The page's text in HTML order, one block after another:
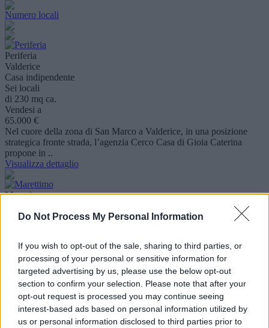
Do Not Process My Personal Information
If you wish to opt-out of the sale, sharing to third parties, or
processing of your personal or sensitive information for
targeted advertising by us, please use the below opt-out
section to confirm your selection. Please note that after your
opt-out request is processed you may continue seeing
interest-based ads based on personal information utilized by
us or personal information disclosed to third parties prior to
Numero locali
Periferia
Valderice
Casa indipendente
Sei locali
di 230 mq ca.
Vendesi a
65.000 €
Nel cuore della zona di San Marco a Valderice, in una posizione
strategica fronte strada, l’agenzia Cerco Casa di Gioia Caterina
propone in ..
Visualizza dettaglio
Marettimo
Casa indipendente
Vendesi a
250.000 €
L'agenzia Cerco Casa di Gioia Caterina 3473922507 vende nella
splendida all'isola di Marettimo in zona scalo vecchio una soluzione
indipend..
Visualizza dettaglio